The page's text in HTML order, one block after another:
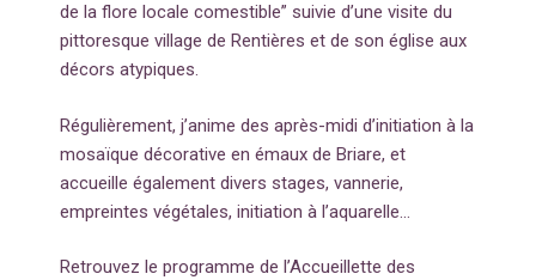
de la flore locale comestible” suivie d’une visite du
pittoresque village de Rentières et de son église aux
décors atypiques.
Régulièrement, j’anime des après-midi d’initiation à la
mosaïque décorative en émaux de Briare, et
accueille également divers stages, vannerie,
empreintes végétales, initiation à l’aquarelle…
Retrouvez le programme de l’Accueillette des